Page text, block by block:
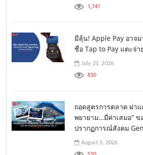
1,741
มีลุ้น! Apple Pay อาจ
ชื่อ Tap to Pay แตะจ่
July 21, 2026
830
ถอดสูตรการตลาด ผ่า
พยายาม…มีค่าเสมอ” ข
ปรากฏการณ์สังคม
August 5, 2026